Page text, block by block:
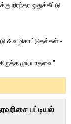
நிரந்தர ஒதுக்கீட்டு
& வழிகாட்டுதல்கள் -
முடியாதவை"
பட்டியல்